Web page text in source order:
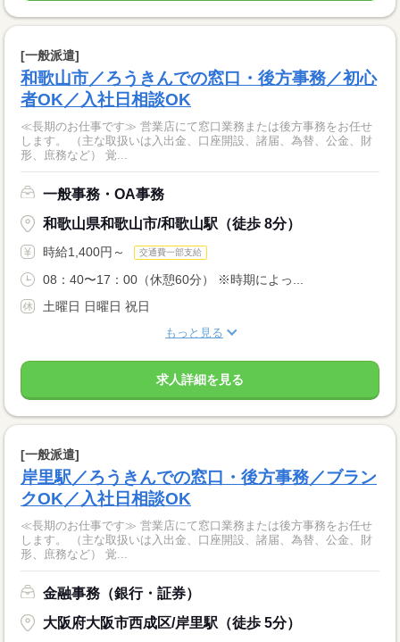
[一般派遣]
和歌山市／ろうきんでの窓口・後方事務／初心
者OK／入社日相談OK
≪長期のお仕事です≫ 営業店にて窓口業務または後方事務をお任せ
します。 （主な取扱いは入出金、口座開設、諸届、為替、公金、財
形、庶務など） 覚...
一般事務・OA事務
和歌山県和歌山市/和歌山駅（徒歩 8分）
時給1,400円～ 交通費一部支給
08：40〜17：00（休憩60分） ※時期によっ...
土曜日 日曜日 祝日
もっと見る
求人詳細を見る
[一般派遣]
岸里駅／ろうきんでの窓口・後方事務／ブラン
クOK／入社日相談OK
≪長期のお仕事です≫ 営業店にて窓口業務または後方事務をお任せ
します。 （主な取扱いは入出金、口座開設、諸届、為替、公金、財
形、庶務など） 覚...
金融事務（銀行・証券）
大阪府大阪市西成区/岸里駅（徒歩 5分）